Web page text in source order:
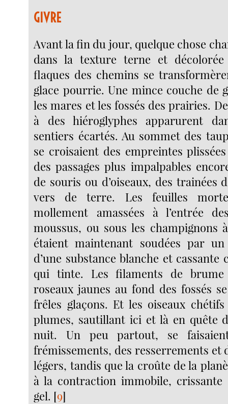
GIVRE
Avant la fin du jour, quelque chose
dans la texture terne et
flaques des chemins se
glace pourrie. Une mince couche de
les mares et les fossés des prairies.
à des hiéroglyphes apparurent
sentiers écartés. Au sommet des
se croisaient des empreintes
des passages plus impalpables
de souris ou d’oiseaux, des trainées
vers de terre. Les feuilles
mollement amassées à l’entrée
moussus, ou sous les champignons
étaient maintenant soudées par
d’une substance blanche et
qui tinte. Les filaments de brume
roseaux jaunes au fond des fossés
frêles glaçons. Et les oiseaux
plumes, sautillant ici et là en quête
nuit. Un peu partout, se
frémissements, des resserrements et
légers, tandis que la croûte de la
à la contraction immobile,
gel. [9]